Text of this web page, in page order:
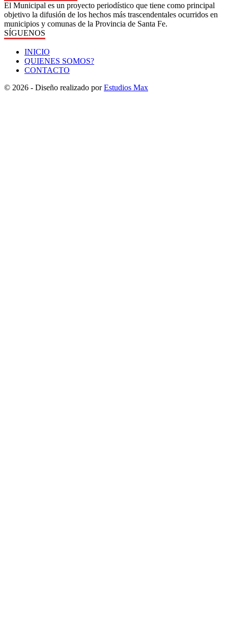
El Municipal es un proyecto periodístico que tiene como principal
objetivo la difusión de los hechos más trascendentales ocurridos en
municipios y comunas de la Provincia de Santa Fe.
SÍGUENOS
INICIO
QUIENES SOMOS?
CONTACTO
© 2026 - Diseño realizado porEstudios Max